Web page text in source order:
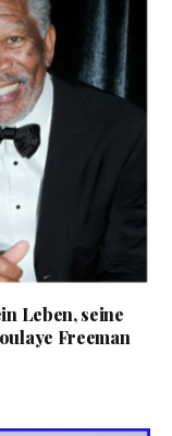
Leben, seine
Freeman